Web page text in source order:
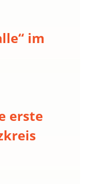
im
erste